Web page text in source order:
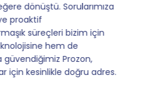
dönüştü. Sorularımıza
ve proaktif
süreçleri bizim için
hem de
güvendiğimiz Prozon,
için kesinlikle doğru adres.